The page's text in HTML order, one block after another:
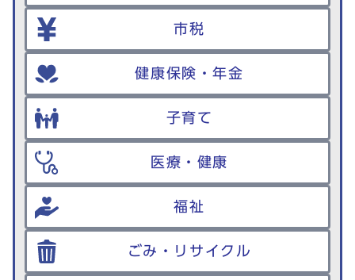
市税
健康保険・年金
子育て
医療・健康
福祉
ごみ・リサイクル